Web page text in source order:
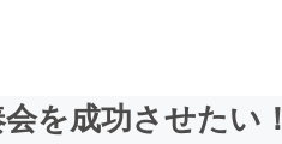
を成功させたい！